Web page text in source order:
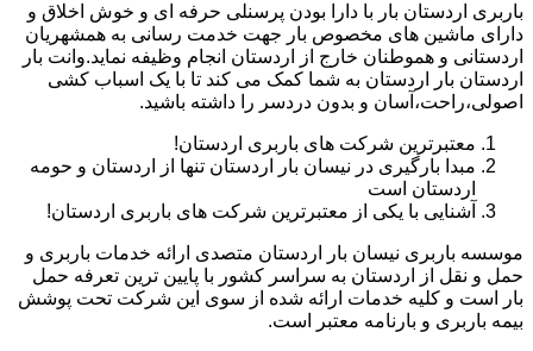
باربری اردستان بار با دارا بودن پرسنلی حرفه ای و خوش اخلاق و
دارای ماشین های مخصوص بار جهت خدمت رسانی به همشهریان
اردستانی و هموطنان خارج از اردستان انجام وظیفه نماید.وانت بار
اردستان بار اردستان به شما کمک می کند تا با یک اسباب کشی
اصولی،راحت،آسان و بدون دردسر را داشته باشید.
معتبرترین شرکت های باربری اردستان!
مبدا بارگیری در نیسان بار اردستان تنها از اردستان و حومه
اردستان است
آشنایی با یکی از معتبرترین شرکت های باربری اردستان!
موسسه باربری نیسان بار اردستان متصدی ارائه خدمات باربری و
حمل و نقل از اردستان به سراسر کشور با پایین ترین تعرفه حمل
بار است و کلیه خدمات ارائه شده از سوی این شرکت تحت پوشش
بیمه باربری و بارنامه معتبر است.